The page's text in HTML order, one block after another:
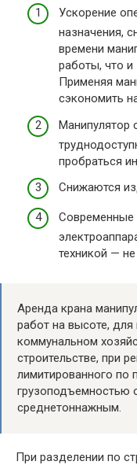
Ускорение
назначения,
времени
работы, что и
Применяя
сэкономить
Манипулятор
пробраться
Снижаются
Современные
техникой —
Аренда крана
работ на высоте,
коммунальном
строительстве, при
лимитированного по
грузоподъемностью
среднетоннажным.
При разделении по